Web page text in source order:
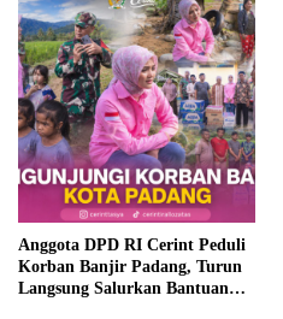
Anggota DPD RI Cerint Peduli
Korban Banjir Padang, Turun
Langsung Salurkan Bantuan